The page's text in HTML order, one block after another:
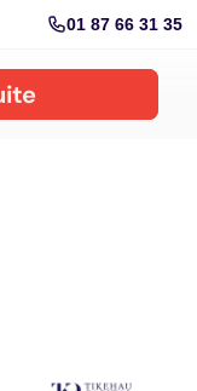
01 87 66 31 35